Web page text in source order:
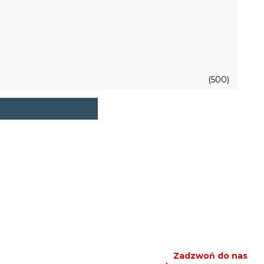
(500)
Zadzwoń do nas